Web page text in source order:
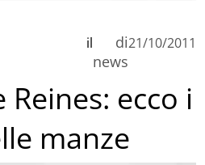
di
news
il 21/10/2011
Reines: ecco i
manze